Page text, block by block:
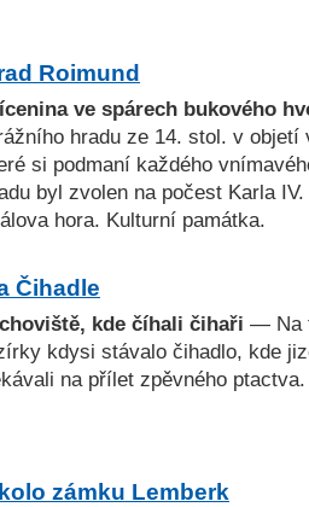
Roimund
ve spárech bukového
hradu ze 14. stol. v
si podmaní každého
byl zvolen na počest Karla
hora. Kulturní památka.
Čihadle
kde číhali čihaři — Na
kdysi stávalo čihadlo, kde
na přílet zpěvného ptactva.
zámku Lemberk